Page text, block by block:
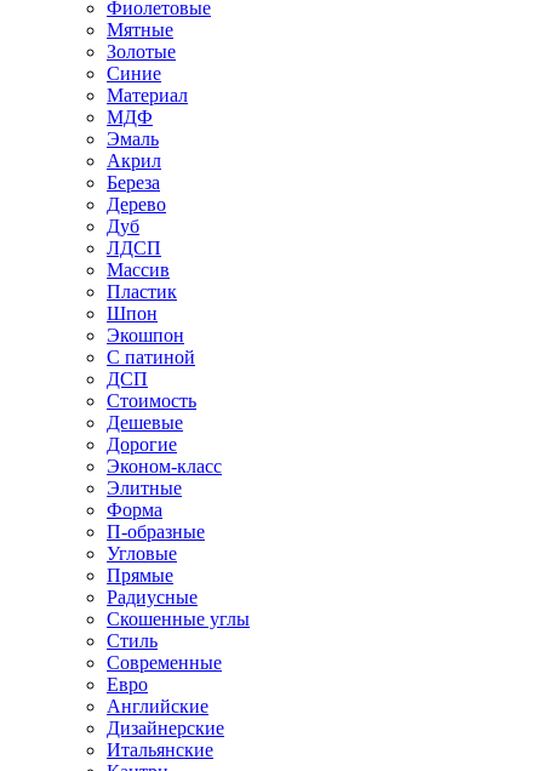
Фиолетовые
Мятные
Золотые
Синие
Материал
МДФ
Эмаль
Акрил
Береза
Дерево
Дуб
ЛДСП
Массив
Пластик
Шпон
Экошпон
С патиной
ДСП
Стоимость
Дешевые
Дорогие
Эконом-класс
Элитные
Форма
П-образные
Угловые
Прямые
Радиусные
Скошенные углы
Стиль
Современные
Евро
Английские
Дизайнерские
Итальянские